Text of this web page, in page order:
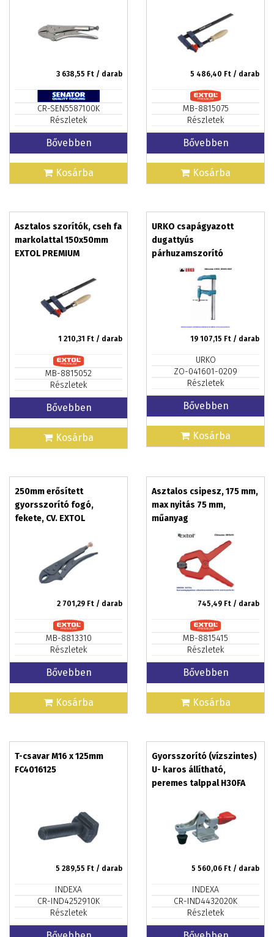
3 638,55 Ft / darab
CR-SEN5587100K
Részletek
Bővebben
Kosárba
5 486,40 Ft / darab
MB-8815075
Részletek
Bővebben
Kosárba
Asztalos szorítók, cseh fa
markolattal 150x50mm
EXTOL PREMIUM
1 210,31 Ft / darab
MB-8815052
Részletek
Bővebben
Kosárba
URKO csapágyazott
dugattyús
párhuzamszorító
120x300/35x8mm U4003-
19 107,15 Ft / darab
URKO
ZO-041601-0209
Részletek
Bővebben
Kosárba
250mm erősített
gyorsszorító fogó,
fekete, CV. EXTOL
2 701,29 Ft / darab
MB-8813310
Részletek
Bővebben
Kosárba
Asztalos csipesz, 175 mm,
max nyitás 75 mm,
műanyag
745,49 Ft / darab
MB-8815415
Részletek
Bővebben
Kosárba
T-csavar M16 x 125mm
FC4016125
5 289,55 Ft / darab
INDEXA
CR-IND4252910K
Részletek
Gyorsszorító (vízszintes)
U- karos állítható,
peremes talppal H30FA
5 560,06 Ft / darab
INDEXA
CR-IND4432020K
Részletek